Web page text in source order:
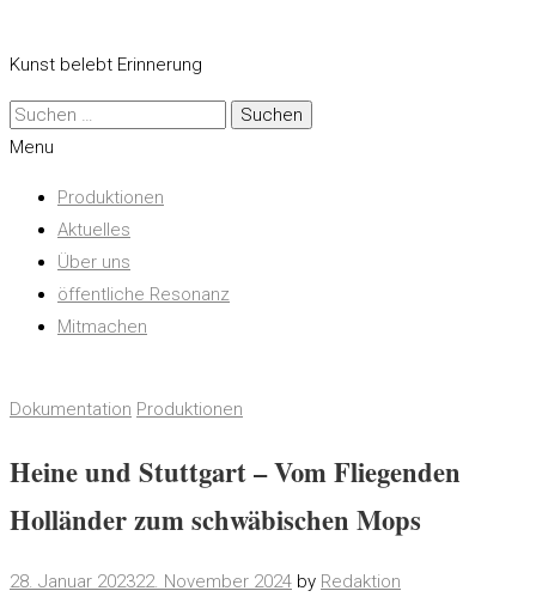
Kunst belebt Erinnerung
Suchen
nach:
Menu
Produktionen
Aktuelles
Über uns
öffentliche Resonanz
Mitmachen
Dokumentation Produktionen
Heine und Stuttgart – Vom Fliegenden
Holländer zum schwäbischen Mops
28. Januar 202322. November 2024 by Redaktion